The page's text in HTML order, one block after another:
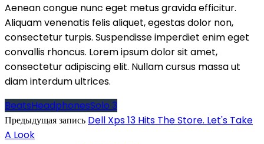
Aenean congue nunc eget metus gravida efficitur.
Aliquam venenatis felis aliquet, egestas dolor non,
consectetur turpis. Suspendisse imperdiet enim eget
convallis rhoncus. Lorem ipsum dolor sit amet,
consectetur adipiscing elit. Nullam cursus massa ut
diam interdum ultrices.
BeatsHeadphonesSolo 3
Предыдущая запись Dell Xps 13 Hits The Store. Let's Take
A Look